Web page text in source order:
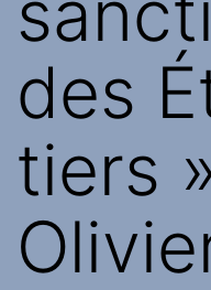
des
tiers